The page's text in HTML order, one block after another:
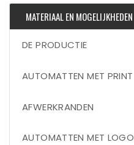
MATERIAAL EN MOGELIJKHEDEN
DE PRODUCTIE
AUTOMATTEN MET PRINT
AFWERKRANDEN
AUTOMATTEN MET LOGO